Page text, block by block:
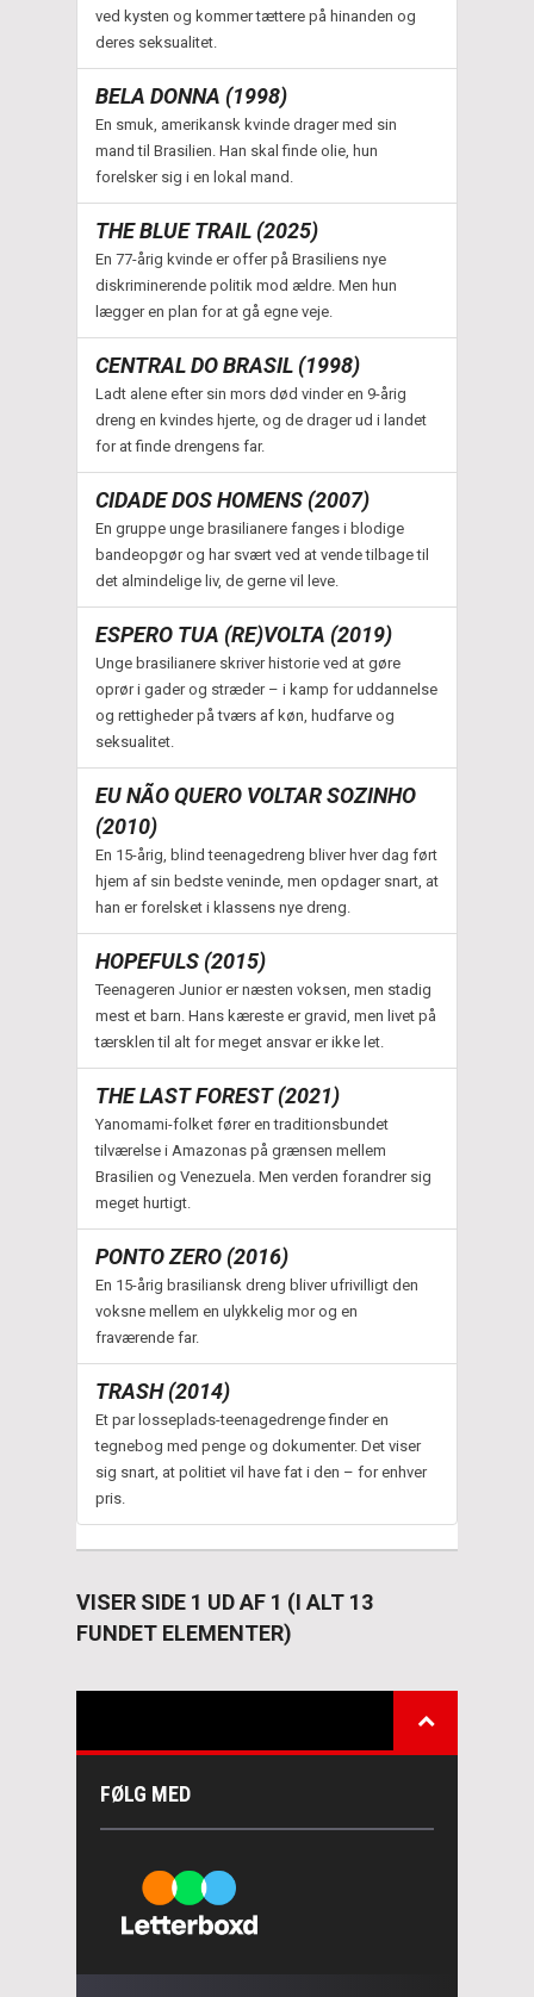
ved kysten og kommer tættere på hinanden og
deres seksualitet.
BELA DONNA (1998)
En smuk, amerikansk kvinde drager med sin
mand til Brasilien. Han skal finde olie, hun
forelsker sig i en lokal mand.
THE BLUE TRAIL (2025)
En 77-årig kvinde er offer på Brasiliens nye
diskriminerende politik mod ældre. Men hun
lægger en plan for at gå egne veje.
CENTRAL DO BRASIL (1998)
Ladt alene efter sin mors død vinder en 9-årig
dreng en kvindes hjerte, og de drager ud i landet
for at finde drengens far.
CIDADE DOS HOMENS (2007)
En gruppe unge brasilianere fanges i blodige
bandeopgør og har svært ved at vende tilbage til
det almindelige liv, de gerne vil leve.
ESPERO TUA (RE)VOLTA (2019)
Unge brasilianere skriver historie ved at gøre
oprør i gader og stræder – i kamp for uddannelse
og rettigheder på tværs af køn, hudfarve og
seksualitet.
EU NÃO QUERO VOLTAR SOZINHO
(2010)
En 15-årig, blind teenagedreng bliver hver dag ført
hjem af sin bedste veninde, men opdager snart, at
han er forelsket i klassens nye dreng.
HOPEFULS (2015)
Teenageren Junior er næsten voksen, men stadig
mest et barn. Hans kæreste er gravid, men livet på
tærsklen til alt for meget ansvar er ikke let.
THE LAST FOREST (2021)
Yanomami-folket fører en traditionsbundet
tilværelse i Amazonas på grænsen mellem
Brasilien og Venezuela. Men verden forandrer sig
meget hurtigt.
PONTO ZERO (2016)
En 15-årig brasiliansk dreng bliver ufrivilligt den
voksne mellem en ulykkelig mor og en
fraværende far.
TRASH (2014)
Et par losseplads-teenagedrenge finder en
tegnebog med penge og dokumenter. Det viser
sig snart, at politiet vil have fat i den – for enhver
pris.
VISER SIDE 1 UD AF 1 (I ALT 13
FUNDET ELEMENTER)
FØLG MED